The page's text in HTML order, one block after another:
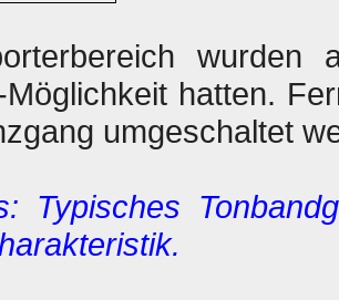
wurden
Möglichkeit hatten.
umgeschaltet
Typisches